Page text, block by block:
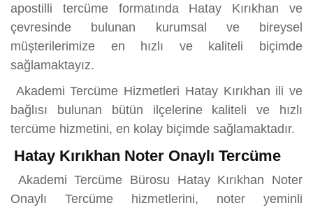
apostilli tercüme formatında Hatay Kırıkhan ve
çevresinde bulunan kurumsal ve bireysel
müşterilerimize en hızlı ve kaliteli biçimde
sağlamaktayız.
Akademi Tercüme Hizmetleri Hatay Kırıkhan ili ve
bağlısı bulunan bütün ilçelerine kaliteli ve hızlı
tercüme hizmetini, en kolay biçimde sağlamaktadır.
Hatay Kırıkhan Noter Onaylı Tercüme
Akademi Tercüme Bürosu Hatay Kırıkhan Noter
Onaylı Tercüme hizmetlerini, noter yeminli